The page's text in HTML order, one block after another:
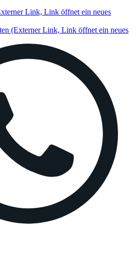
Link, Link öffnet ein neues
(Externer Link, Link öffnet ein neues